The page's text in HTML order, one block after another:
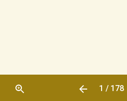
1 / 178